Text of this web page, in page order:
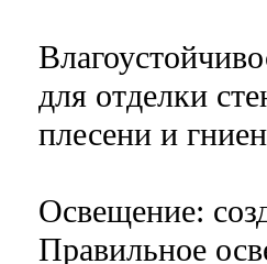
для отделки
плесени и
Освещение:
Правильное